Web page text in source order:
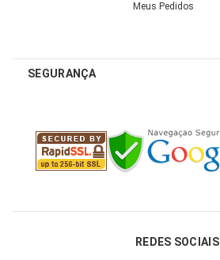
Meus Pedidos
SEGURANÇA
REDES SOCIAIS